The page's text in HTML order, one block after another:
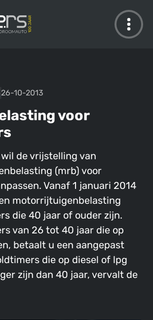
De Caspers Collectie
26-10-2013
voor
de vrijstelling van
(mrb) voor
Vanaf 1 januari 2014
motorrijtuigenbelasting
die 40 jaar of ouder zijn.
van 26 tot 40 jaar die op
betaalt u een aangepast
die op diesel of lpg
zijn dan 40 jaar, vervalt de